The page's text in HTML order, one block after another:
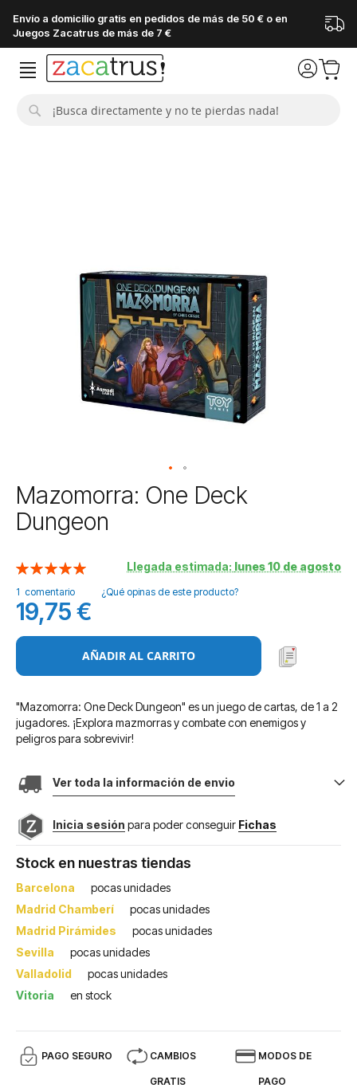
Envío a domicilio gratis en pedidos de más de 50 € o en
Juegos Zacatrus de más de 7 €
Saltar
al
comienzo
galería
imágenes
Mazomorra: One Deck
Dungeon
Llegada estimada: lunes 10 de agosto
Valoración:
1 comentario ¿Qué opinas de este producto?
19,75 €
AÑADIR AL CARRITO
"Mazomorra: One Deck Dungeon" es un juego de cartas, de 1 a 2
jugadores. ¡Explora mazmorras y combate con enemigos y
peligros para sobrevivir!
Ver toda la información de envio
Inicia sesión para poder conseguir Fichas
Stock en nuestras tiendas
Barcelona
pocas unidades
Madrid Chamberí
pocas unidades
Madrid Pirámides
pocas unidades
Sevilla
pocas unidades
Valladolid
pocas unidades
Vitoria
en stock
PAGO SEGURO CAMBIOS
GRATIS
MODOS DE
PAGO